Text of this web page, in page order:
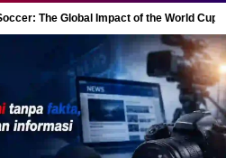
The Global Impact of the World Cup